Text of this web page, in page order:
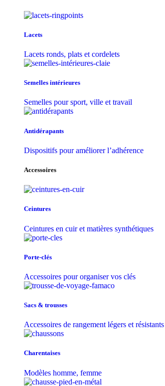
Lacets
Lacets ronds, plats et cordelets
Semelles intérieures
Semelles pour sport, ville et travail
Antidérapants
Dispositifs pour améliorer l’adhérence
Accessoires
Ceintures
Ceintures en cuir et matières synthétiques
Porte-clés
Accessoires pour organiser vos clés
Sacs & trousse​s
Accessoires de rangement légers et résistants
Charentaises
Modèles homme, femme